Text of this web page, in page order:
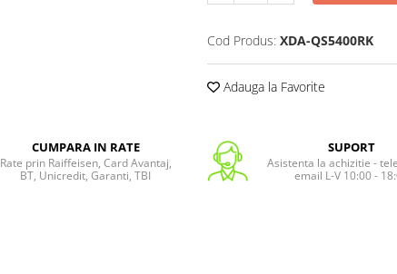
Cod Produs: XDA-QS5400RK
Adauga la Favorite
CUMPARA IN RATE
Rate prin Raiffeisen, Card Avantaj,
BT, Unicredit, Garanti, TBI
SUPORT
Asistenta la achizitie -
email L-V 10:00 -